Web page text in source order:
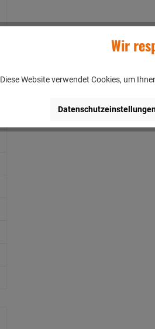
Wir
Diese Website verwendet Cookies, um